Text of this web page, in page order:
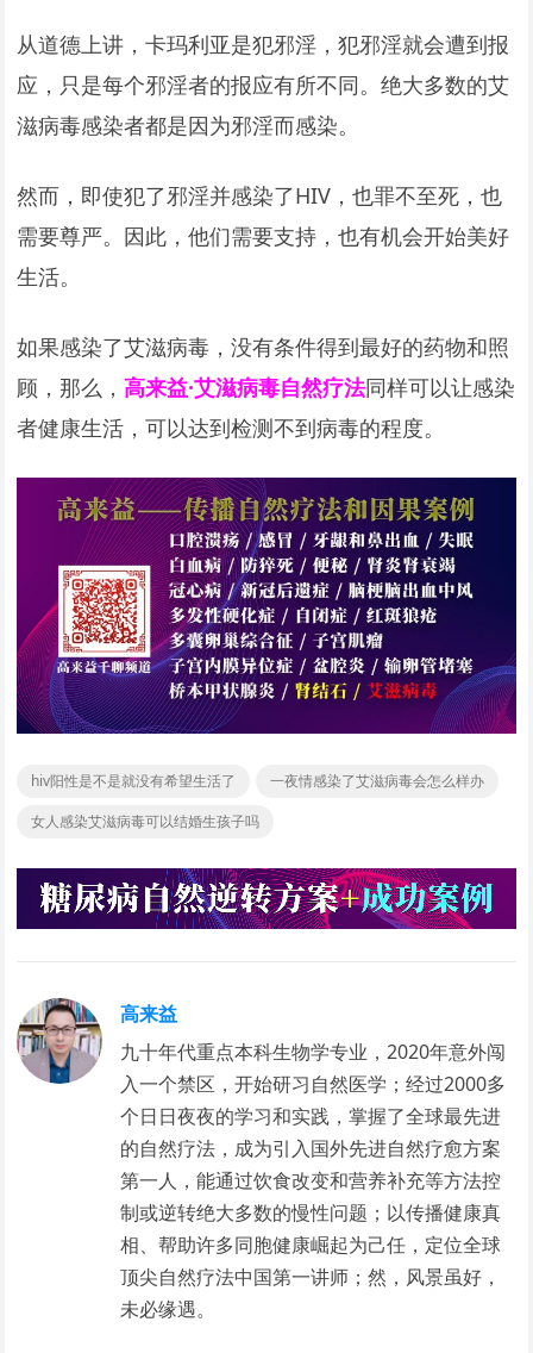
从道德上讲，卡玛利亚是犯邪淫，犯邪淫就会遭到报
应，只是每个邪淫者的报应有所不同。绝大多数的艾
滋病毒感染者都是因为邪淫而感染。
然而，即使犯了邪淫并感染了HIV，也罪不至死，也
需要尊严。因此，他们需要支持，也有机会开始美好
生活。
如果感染了艾滋病毒，没有条件得到最好的药物和照
顾，那么，高来益·艾滋病毒自然疗法同样可以让感染
者健康生活，可以达到检测不到病毒的程度。
hiv阳性是不是就没有希望生活了
一夜情感染了艾滋病毒会怎么样办
女人感染艾滋病毒可以结婚生孩子吗
高来益
九十年代重点本科生物学专业，2020年意外闯
入一个禁区，开始研习自然医学；经过2000多
个日日夜夜的学习和实践，掌握了全球最先进
的自然疗法，成为引入国外先进自然疗愈方案
第一人，能通过饮食改变和营养补充等方法控
制或逆转绝大多数的慢性问题；以传播健康真
相、帮助许多同胞健康崛起为己任，定位全球
顶尖自然疗法中国第一讲师；然，风景虽好，
未必缘遇。